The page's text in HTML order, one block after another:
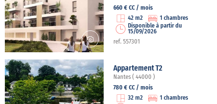
660 € CC / mois
42 m2
1 chambres
Disponible à partir du
15/09/2026
ref. 557301
Appartement T2
Nantes ( 44000 )
780 € CC / mois
32 m2
1 chambres